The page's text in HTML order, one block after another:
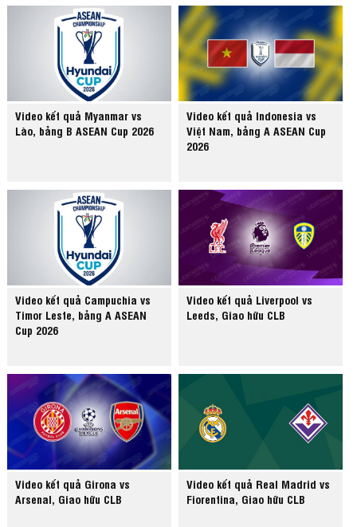
Video kết quả Myanmar vs
Lào, bảng B ASEAN Cup 2026
Video kết quả Indonesia vs
Việt Nam, bảng A ASEAN Cup
2026
Video kết quả Campuchia vs
Timor Leste, bảng A ASEAN
Cup 2026
Video kết quả Liverpool vs
Leeds, Giao hữu CLB
Video kết quả Girona vs
Arsenal, Giao hữu CLB
Video kết quả Real Madrid vs
Fiorentina, Giao hữu CLB